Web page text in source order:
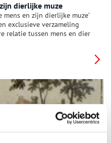
dierlijke muze
mens en zijn dierlijke muze’
exclusieve verzameling
relatie tussen mens en dier
tentoongesteld. Zijn